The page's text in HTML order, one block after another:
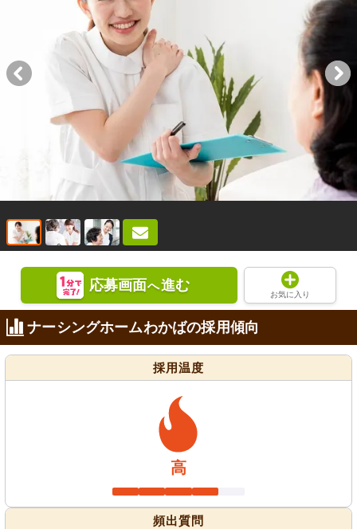
応募画面へ進む
お気に入り
ナーシングホームわかばの採用傾向
採用温度
高
頻出質問